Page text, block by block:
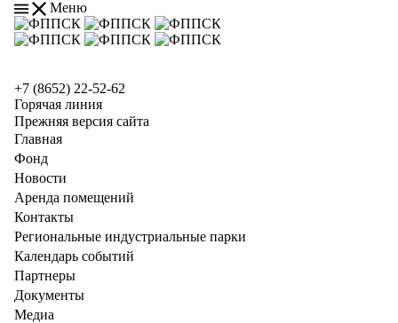
Меню
+7 (8652) 22-52-62
Горячая линия
Прежняя версия сайта
Главная
Фонд
Новости
Аренда помещений
Контакты
Региональные индустриальные парки
Календарь событий
Партнеры
Документы
Медиа